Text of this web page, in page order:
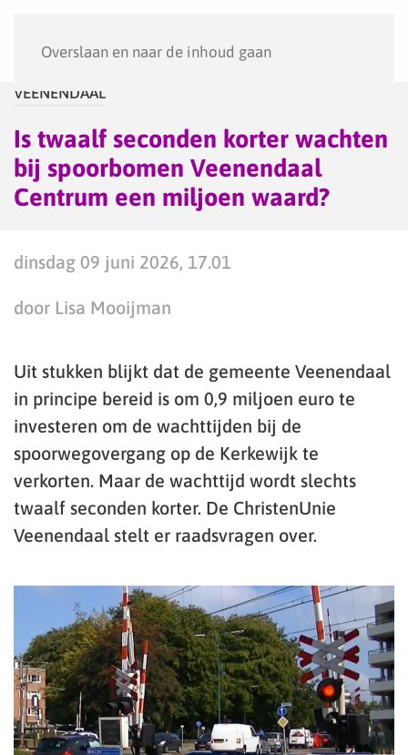
Overslaan en naar de inhoud gaan
VEENENDAAL
Is twaalf seconden korter wachten
bij spoorbomen Veenendaal
Centrum een miljoen waard?
dinsdag 09 juni 2026, 17.01
door Lisa Mooijman
Uit stukken blijkt dat de gemeente Veenendaal
in principe bereid is om 0,9 miljoen euro te
investeren om de wachttijden bij de
spoorwegovergang op de Kerkewijk te
verkorten. Maar de wachttijd wordt slechts
twaalf seconden korter. De ChristenUnie
Veenendaal stelt er raadsvragen over.